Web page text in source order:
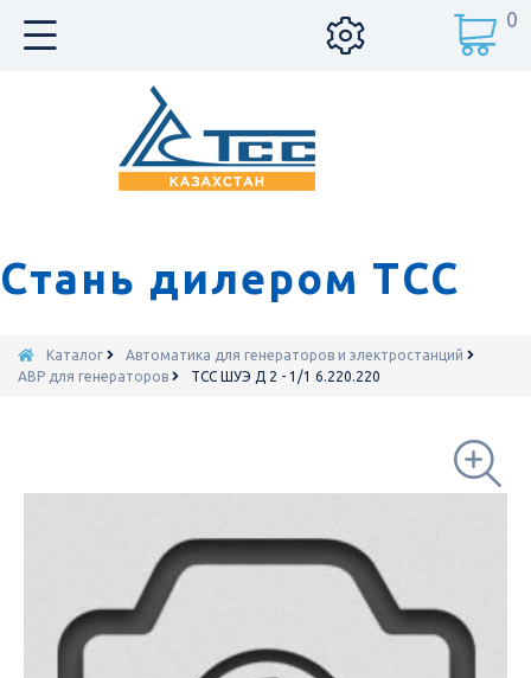
Стань дилером ТСС
0
Каталог
Автоматика для генераторов и электростанций
АВР для генераторов
ТСС ШУЭ Д 2 - 1/1 6.220.220